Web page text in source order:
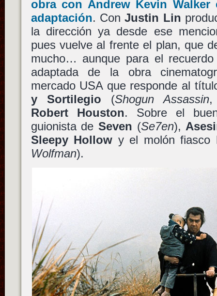
obra con Andrew Kevin Walker
adaptación. ConJustin Lin
la dirección ya desde ese
pues vuelve al frente el plan, que
mucho… aunque para el
adaptada de la obra
mercado USA que responde al
y Sortilegio (Shogun Assassin,
Robert Houston. Sobre el
guionista de Seven (Se7en),
Sleepy Hollow y el molón fiasco
Wolfman).